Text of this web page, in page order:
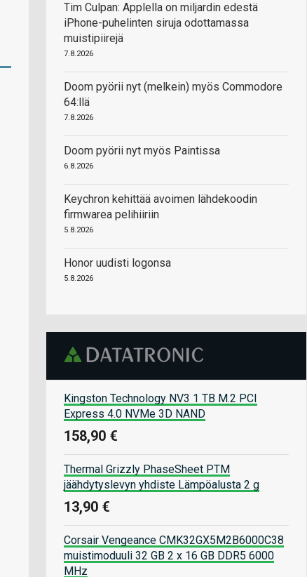
Tim Culpan: Applella on miljardin edestä
iPhone-puhelinten siruja odottamassa
muistipiirejä
7.8.2026
Doom pyörii nyt (melkein) myös Commodore
64:llä
7.8.2026
Doom pyörii nyt myös Paintissa
6.8.2026
Keychron kehittää avoimen lähdekoodin
firmwarea pelihiiriin
5.8.2026
Honor uudisti logonsa
5.8.2026
Kingston Technology NV3 1 TB M.2 PCI
Express 4.0 NVMe 3D NAND
158,90 €
Thermal Grizzly PhaseSheet PTM
jäähdytyslevyn yhdiste Lämpöalusta 2 g
13,90 €
Corsair Vengeance CMK32GX5M2B6000C38
muistimoduuli 32 GB 2 x 16 GB DDR5 6000
MHz